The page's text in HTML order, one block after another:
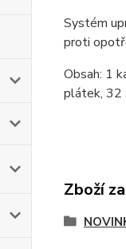
Systém
proti
Obsah: 1
plátek, 32
Zboží